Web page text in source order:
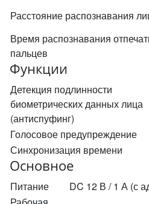
Расстояние распознавания
Время распознавания
пальцев
Функции
Детекция подлинности
биометрических данных лица
(антиспуфинг)
Голосовое предупреждение
Синхронизация времени
Основное
Питание
DC 12 В / 1 А (с